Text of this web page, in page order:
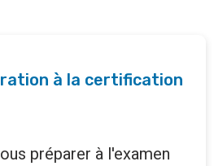
à la certification
préparer à l'examen